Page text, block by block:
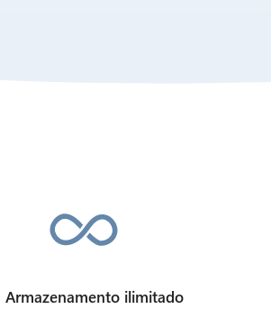
Armazenamento ilimitado